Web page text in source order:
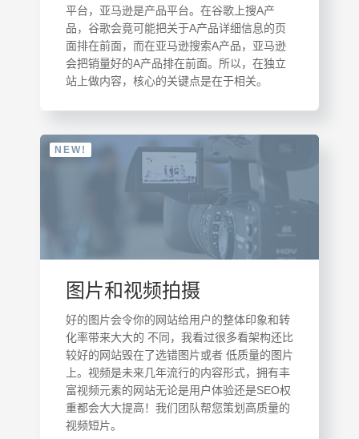
平台，亚马逊是产品平台。在谷歌上搜A产
品，谷歌会竟可能把关于A产品详细信息的页
面排在前面，而在亚马逊搜索A产品，亚马逊
会把销量好的A产品排在前面。所以，在独立
站上做内容，核心的关键点是在于相关。
NEW!
图片和视频拍摄
好的图片会令你的网站给用户的整体印象和转
化率带来大大的 不同，我看过很多看架构还比
较好的网站毁在了选错图片或者 低质量的图片
上。视频是未来几年流行的内容形式，拥有丰
富视频元素的网站无论是用户体验还是SEO权
重都会大大提高！我们团队帮您策划高质量的
视频短片。